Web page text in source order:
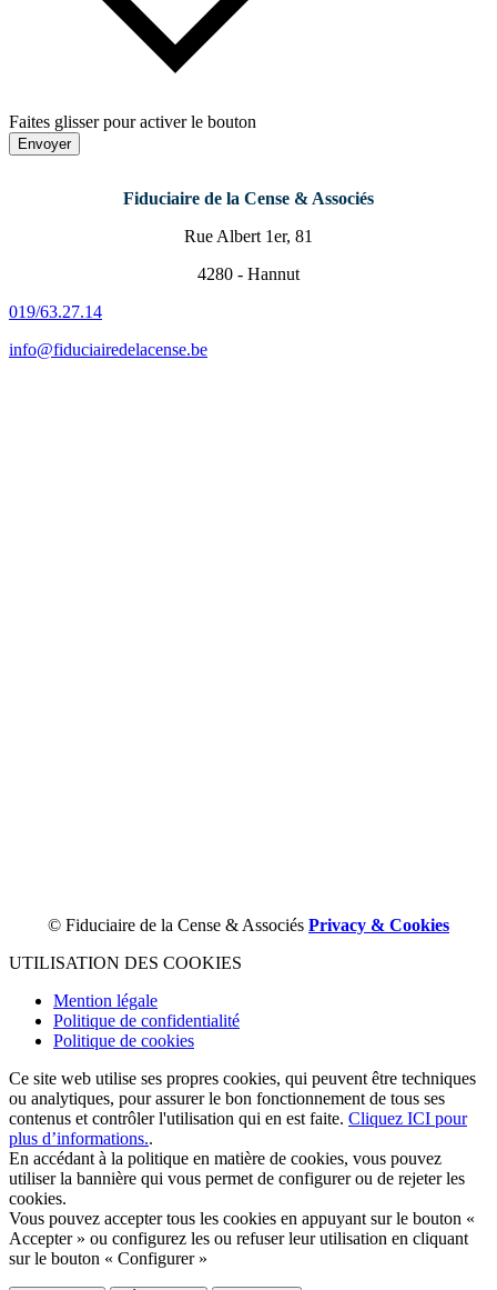
Faites glisser pour activer le bouton
Envoyer
Fiduciaire de la Cense & Associés
Rue Albert 1er, 81
4280 - Hannut
019/63.27.14
info@fiduciairedelacense.be
© Fiduciaire de la Cense & Associés Privacy & Cookies
UTILISATION DES COOKIES
Mention légale
Politique de confidentialité
Politique de cookies
Ce site web utilise ses propres cookies, qui peuvent être techniques
ou analytiques, pour assurer le bon fonctionnement de tous ses
contenus et contrôler l'utilisation qui en est faite. Cliquez ICI pour
plus d’informations..
En accédant à la politique en matière de cookies, vous pouvez
utiliser la bannière qui vous permet de configurer ou de rejeter les
cookies.
Vous pouvez accepter tous les cookies en appuyant sur le bouton «
Accepter » ou configurez les ou refuser leur utilisation en cliquant
sur le bouton « Configurer »